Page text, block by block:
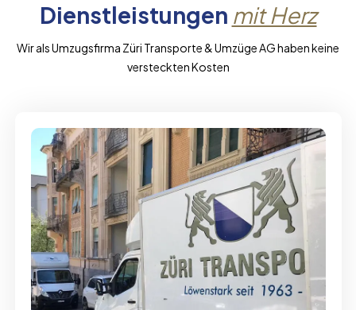
Dienstleistungen mit Herz
Wir als Umzugsfirma Züri Transporte & Umzüge AG haben keine
versteckten Kosten